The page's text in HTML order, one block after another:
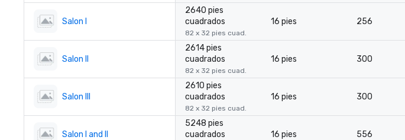
Salon I
2640 pies
cuadrados
82 x 32 pies cuad.
16 pies 256
Salon II
2614 pies
cuadrados
82 x 32 pies cuad.
16 pies 300
Salon III
2610 pies
cuadrados
82 x 32 pies cuad.
16 pies 300
Salon I and II
5248 pies
cuadrados
16 pies 556